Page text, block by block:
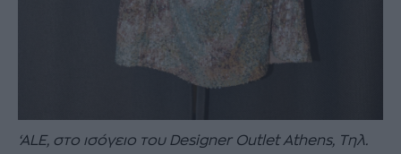
‘ALE, στο ισόγειο του Designer Outlet Athens, Τηλ.